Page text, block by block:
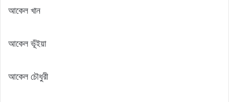
আকেল খান
আকেল ভূঁইয়া
আকেল চৌধুরী